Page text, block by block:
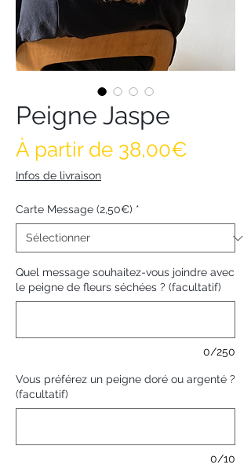
Peigne Jaspe
À partir de 38,00€
Infos de livraison
Carte Message (2,50€) *
Quel message souhaitez-vous joindre avec
le peigne de fleurs séchées ? (facultatif)
0/250
Vous préférez un peigne doré ou argenté ?
(facultatif)
0/10